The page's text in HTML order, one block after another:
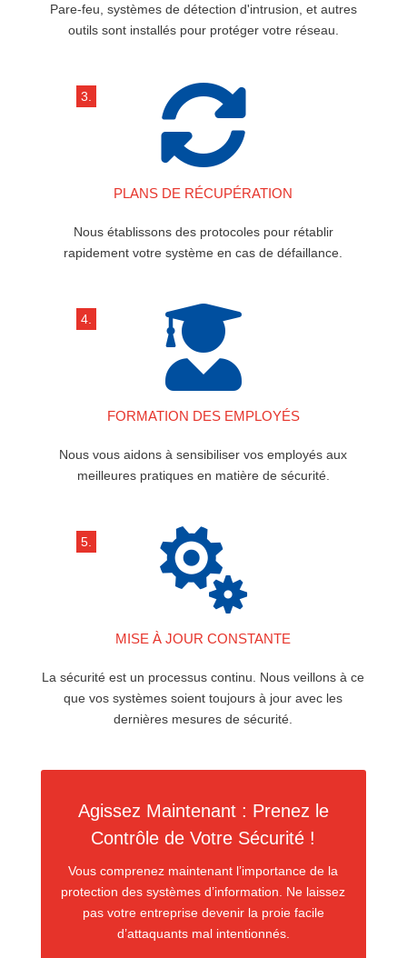
Pare-feu, systèmes de détection d'intrusion, et autres
outils sont installés pour protéger votre réseau.

3.
PLANS DE RÉCUPÉRATION
Nous établissons des protocoles pour rétablir
rapidement votre système en cas de défaillance.

4.
FORMATION DES EMPLOYÉS
Nous vous aidons à sensibiliser vos employés aux
meilleures pratiques en matière de sécurité.

5.
MISE À JOUR CONSTANTE
La sécurité est un processus continu. Nous veillons à ce
que vos systèmes soient toujours à jour avec les
dernières mesures de sécurité.
Agissez Maintenant : Prenez le
Contrôle de Votre Sécurité !
Vous comprenez maintenant l’importance de la
protection des systèmes d’information. Ne laissez
pas votre entreprise devenir la proie facile
d’attaquants mal intentionnés.